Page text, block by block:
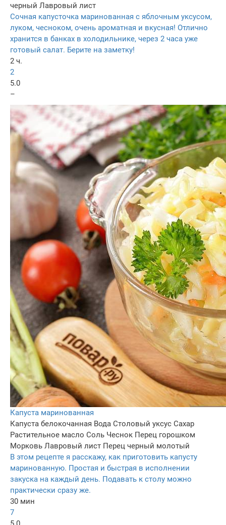
черный Лавровый лист
Сочная капусточка маринованная с яблочным уксусом,
луком, чесноком, очень ароматная и вкусная! Отлично
хранится в банках в холодильнике, через 2 часа уже
готовый салат. Берите на заметку!
2 ч.
2
5.0
–
Капуста маринованная
Капуста белокочанная Вода Столовый уксус Сахар
Растительное масло Соль Чеснок Перец горошком
Морковь Лавровый лист Перец черный молотый
В этом рецепте я расскажу, как приготовить капусту
маринованную. Простая и быстрая в исполнении
закуска на каждый день. Подавать к столу можно
практически сразу же.
30 мин
7